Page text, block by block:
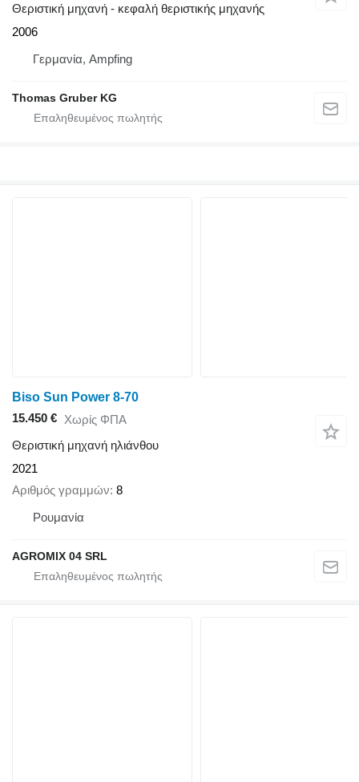
Θεριστική μηχανή - κεφαλή θεριστικής μηχανής
2006
Γερμανία, Ampfing
Thomas Gruber KG
Biso Sun Power 8-70
15.450 € Χωρίς ΦΠΑ
Θεριστική μηχανή ηλιάνθου
2021
Αριθμός γραμμών 8
Ρουμανία
AGROMIX 04 SRL